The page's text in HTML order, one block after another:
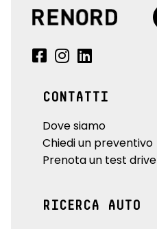
CONTATTI
Dove siamo
Chiedi un preventivo
Prenota un test drive
RICERCA AUTO